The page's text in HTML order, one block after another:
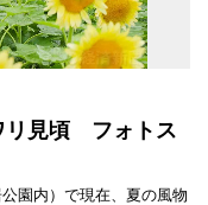
リ見頃 フォトス
園内）で現在、夏の風物